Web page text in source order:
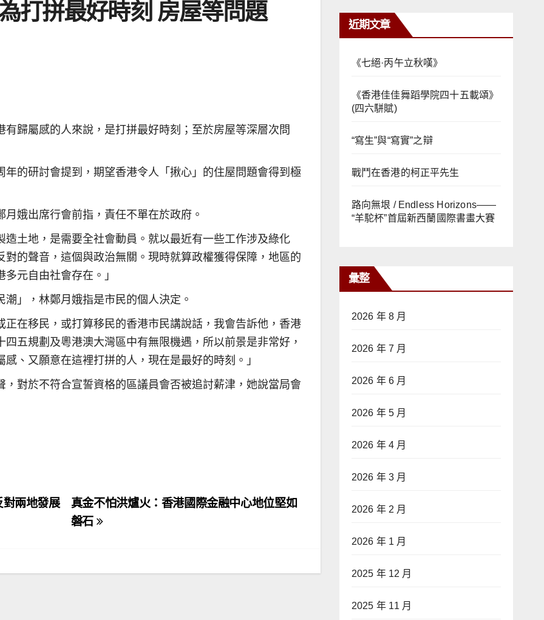
打拼最好時刻 房屋等問題
歸屬感的人來說，是打拼最好時刻；至於房屋等深層次問
的研討會提到，期望香港令人「揪心」的住屋問題會得到極
娥出席行會前指，責任不單在於政府。
土地，是需要全社會動員。就以最近有一些工作涉及綠化
的聲音，這個與政治無關。現時就算政權獲得保障，地區的
元自由社會存在。」
」，林鄭月娥指是市民的個人決定。
在移民，或打算移民的香港市民講說話，我會告訴他，香港
五規劃及粵港澳大灣區中有無限機遇，所以前景是非常好，
、又願意在這裡打拼的人，現在是最好的時刻。」
對於不符合宣誓資格的區議員會否被追討薪津，她說當局會
真金不怕洪爐火：香港國際金融中心地位堅如
磐石
兩地發展
近期文章
《七絕·丙午立秋嘆》
《香港佳佳舞蹈學院四十五載頌》
(四六駢賦)
“寫生”與“寫實”之辯
戰鬥在香港的柯正平先生
路向無垠 / Endless Horizons——
“羊駝杯”首屆新西蘭國際書畫大賽
彙整
2026 年 8 月
2026 年 7 月
2026 年 6 月
2026 年 5 月
2026 年 4 月
2026 年 3 月
2026 年 2 月
2026 年 1 月
2025 年 12 月
2025 年 11 月